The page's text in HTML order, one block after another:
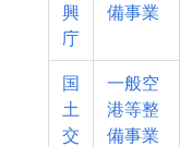
興
庁
備事業
国
土
交
一般空
港等整
備事業